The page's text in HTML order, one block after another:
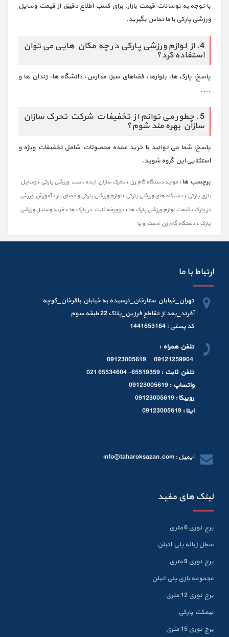
با توجه به نوسانات قیمت بازار، برای کسب اطلاع دقیق از قیمت وسایل
ورزشی پارکی با ما تماس بگیرید.
4. از لوازم ورزشی پارکی در چه مکان هایی می توان
استفاده کرد؟
پاسخ: پارک ها، بلوارها، فضاهای سبز، مدارس، دانشگاه ها، زندان ها و
....
5. چطور می توانم از تخفیفات شرکت تحرک سازان
سازان بهره مند شوم؟
پاسخ: شما می توانید با خرید عمده محصولات شامل تخفیفات ویژه و
استثنایی این گروه شوید.
برچسب ها : فواید دستگاه گام زن ، تحرک سازان ایده ، ست ورزشی پارکی ،وسایل
بازی پارکی ،دستگاه های ورزشی پارکی ،لوازم ورزشی پارکی و فضای باز،آموزش ورزش
در پارک ، قیمت لوازم ورزشی پارک ها ،دوچرخه ثابت در پارک ها ، خرید وسایل ورزشی
پارک ،دستگاه گام زن دست و پا
ارتباط با ما
تهران_خیابان ستارخان_نرسیده به خیابان باقرخان_کوچه
آفرند_بعد از تقاطع فرزین_پلاک 22 طبقه سوم
کد پستی : 1441653164
تلفن همراه :
09121259904 - 09123005619
تلفن ثابت : 65519359- 65534604 021
واتساپ : 09123005619
روبیکا : 09123005619
ایتا : 09123005619
ایمیل : info@taharoksazan.com
لینک های مفید
برج نوری 6 متری
سطل زباله پلي اتيلن
برج نوری 9 متری
مجموعه بازی پلی اتیلن
برج نوری 12 متری
نیمکت پارکی
برج نوری 15 متری